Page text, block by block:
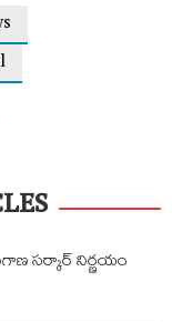
సర్కార్ నిర్ణయం